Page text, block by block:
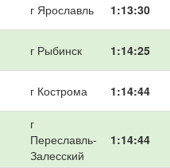
г Ярославль 1:13:30
г Рыбинск 1:14:25
г Кострома 1:14:44
г
Переславль-
Залесский
1:14:44